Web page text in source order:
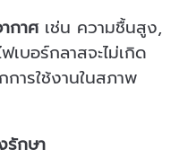
กาศเช่น ความชื้นสูง,
บอร์กลาสจะไม่เกิด
ารใช้งานในสภาพ
รักษา